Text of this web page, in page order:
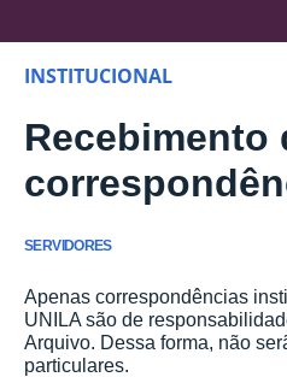
INSTITUCIONAL
Recebimento
SERVIDORES
Apenas correspondências
UNILA são de
Arquivo. Dessa forma, não
particulares.